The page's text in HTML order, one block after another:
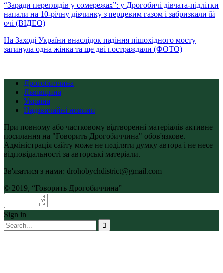
“Заради переглядів у сомережах”: у Дрогобичі дівчата-підлітки
напали на 10-річну дівчинку з перцевим газом і забризкали їй
очі (ВІДЕО)
На Заході України внаслідок падіння пішохідного мосту
загинула одна жінка та ще дві постраждали (ФОТО)
Дрогобиччина
Львівщина
Україна
Надзвичайні новини
При повному або частковому відтворенні матеріалів активне
посилання на "Говорить Дрогобиччина" обов'язкове.
Адміністрація сайту може не поділяти думку автора і не несе
відповідальності за авторські матеріали.
Зв'язатися з нами: drohobychdistrict@gmail.com
© 2019, “Говорить Дрогобиччина”
Sign in